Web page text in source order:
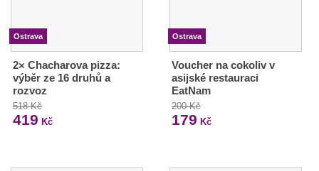
Ostrava
2× Chacharova pizza:
výběr ze 16 druhů a
rozvoz
518 Kč
419 Kč
Ostrava
Voucher na cokoliv v
asijské restauraci
EatNam
200 Kč
179 Kč